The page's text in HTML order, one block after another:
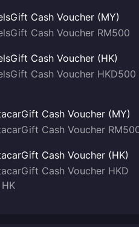
Cash Voucher (MY)
Cash Voucher RM500
Cash Voucher (HK)
Cash Voucher HKD500
Cash Voucher (MY)
Cash Voucher
Cash Voucher (HK)
Cash Voucher HKD